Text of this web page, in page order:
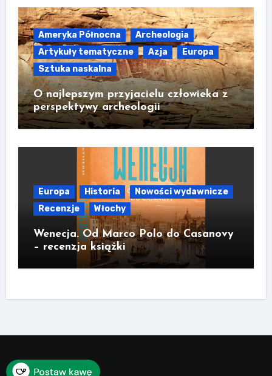
Ameryka Północna
Archeologia
Artykuły tematyczne
Azja
Europa
Sztuka naskalna
O najlepszym przyjacielu człowieka z
perspektywy archeologii
Europa Historia
Nowości wydawnicze
Recenzje
Włochy
Wenecja. Od Marco Polo do Casanovy
– recenzja książki